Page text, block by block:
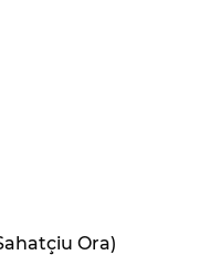
Ora)